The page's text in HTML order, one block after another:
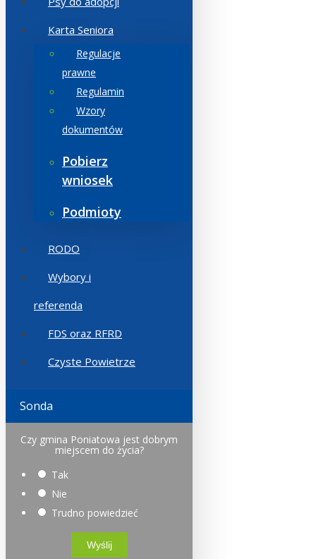
Karta Seniora
Regulacje
prawne
Regulamin
Wzory
dokumentów
Pobierz
wniosek
Podmioty
RODO
Wybory i
referenda
FDS oraz RFRD
Czyste Powietrze
Sonda
Czy gmina Poniatowa jest dobrym
miejscem do życia?
Tak
Nie
Trudno powiedzieć